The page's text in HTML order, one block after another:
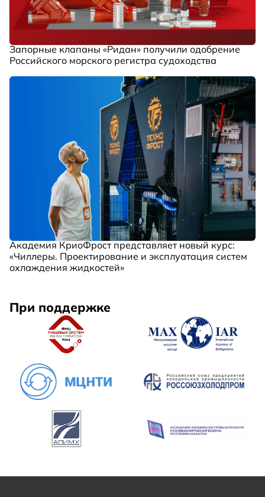
Запорные клапаны «Ридан» получили одобрение
Российского морского регистра судоходства
Академия КриоФрост представляет новый курс:
«Чиллеры. Проектирование и эксплуатация систем
охлаждения жидкостей»
При поддержке